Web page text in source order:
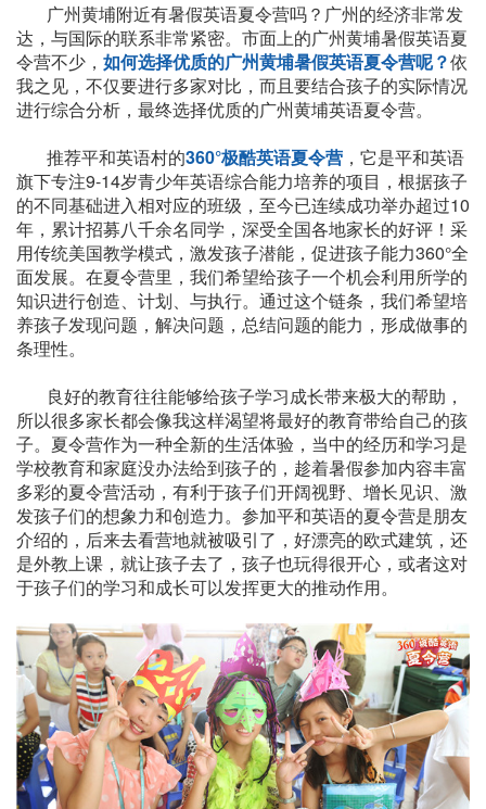
广州黄埔附近有暑假英语夏令营吗？广州的经济非常发
达，与国际的联系非常紧密。市面上的广州黄埔暑假英语夏
令营不少， 如何选择优质的广州黄埔暑假英语夏令营呢？依
我之见，不仅要进行多家对比，而且要结合孩子的实际情况
进行综合分析，最终选择优质的广州黄埔英语夏令营。
推荐平和英语村的360°极酷英语夏令营 ，它是平和英语
旗下专注9-14岁青少年英语综合能力培养的项目，根据孩子
的不同基础进入相对应的班级，至今已连续成功举办超过10
年，累计招募八千余名同学，深受全国各地家长的好评！采
用传统美国教学模式，激发孩子潜能，促进孩子能力360°全
面发展。在夏令营里，我们希望给孩子一个机会利用所学的
知识进行创造、计划、与执行。通过这个链条，我们希望培
养孩子发现问题，解决问题，总结问题的能力，形成做事的
条理性。
良好的教育往往能够给孩子学习成长带来极大的帮助，
所以很多家长都会像我这样渴望将最好的教育带给自己的孩
子。夏令营作为一种全新的生活体验，当中的经历和学习是
学校教育和家庭没办法给到孩子的，趁着暑假参加内容丰富
多彩的夏令营活动，有利于孩子们开阔视野、增长见识、激
发孩子们的想象力和创造力。参加平和英语的夏令营是朋友
介绍的，后来去看营地就被吸引了，好漂亮的欧式建筑，还
是外教上课，就让孩子去了，孩子也玩得很开心，或者这对
于孩子们的学习和成长可以发挥更大的推动作用。